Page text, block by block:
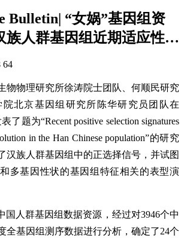
Bulletin| “女娲”基因组资
族人群基因组近期适应性…
64
物物理研究所徐涛院士团队、何顺民研究
院北京基因组研究所陈华研究员团队在
了题为“Recent positive selection signatures
in the Han Chinese population”的研究
汉族人群基因组中的正选择信号，并试图
多基因性状的基因组特征相关的表型演
国人群基因组数据资源，经过对3946个中
全基因组测序数据进行分析，确定了24个